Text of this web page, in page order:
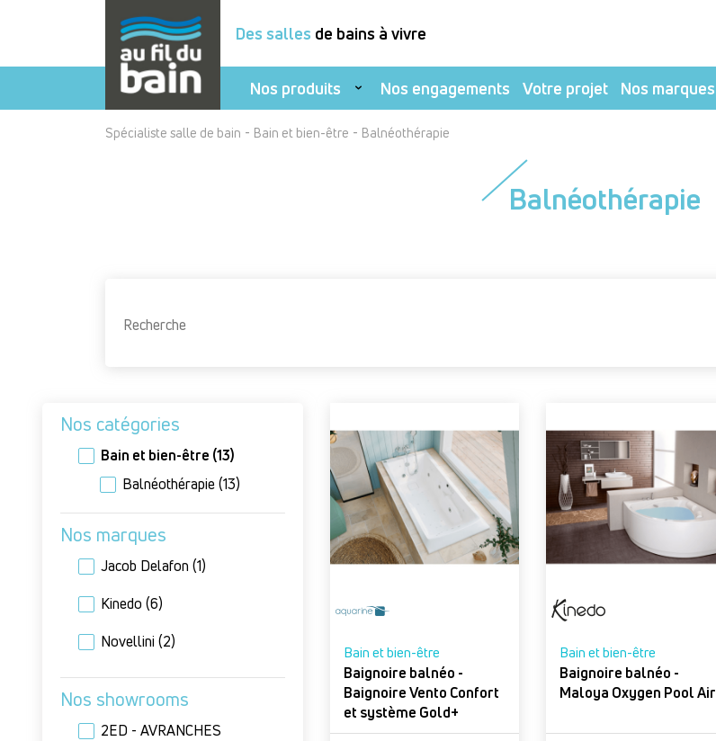
Des salles de bains à vivre
Nos produits Nos engagements Votre projet Nos marques
Spécialiste salle de bain - Bain et bien-être - Balnéothérapie
Balnéothérapie
Nos catégories
Bain et bien-être (13)
Balnéothérapie(13)
Nos marques
Jacob Delafon (1)
Kinedo (6)
Novellini (2)
Nos showrooms
2ED - AVRANCHES
Bain et bien-être
Baignoire balnéo -
Baignoire Vento Confort
et système Gold+
Bain et bien-être
Baignoire balnéo -
Maloya Oxygen Pool Air